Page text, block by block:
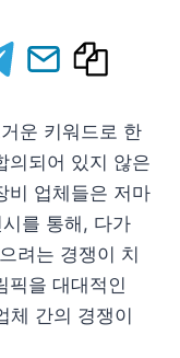
운 키워드로 한
의되어 있지 않은
비 업체들은 저마
를 통해, 다가
려는 경쟁이 치
픽을 대대적인
체 간의 경쟁이